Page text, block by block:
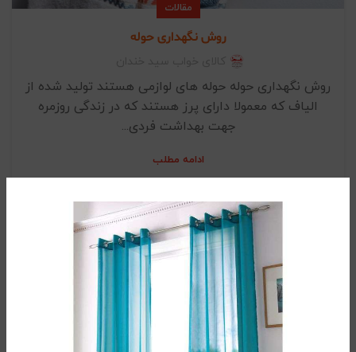
مقالات
روش نگهداری حوله
روش نگهداری حوله حوله های لوازمی هستند تولید شده از
الیاف که معمولا دارای پرز هستند که در زندگی روزمره
جهت بهداشت فردی...
ادامه مطلب